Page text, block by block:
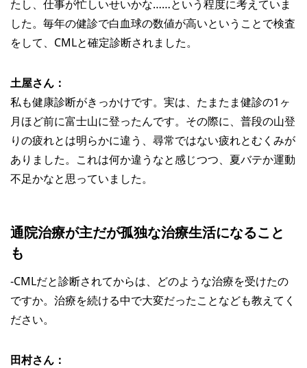
たし、仕事が忙しいせいかな……という程度に考えていま
した。毎年の健診で白血球の数値が高いということで検査
をして、CMLと確定診断されました。
土屋さん：
私も健康診断がきっかけです。実は、たまたま健診の1ヶ
月ほど前に富士山に登ったんです。その際に、普段の山登
りの疲れとは明らかに違う、尋常ではない疲れとむくみが
ありました。これは何か違うなと感じつつ、夏バテか運動
不足かなと思っていました。
通院治療が主だが孤独な治療生活になること
も
‐CMLだと診断されてからは、どのような治療を受けたの
ですか。治療を続ける中で大変だったことなども教えてく
ださい。
田村さん：